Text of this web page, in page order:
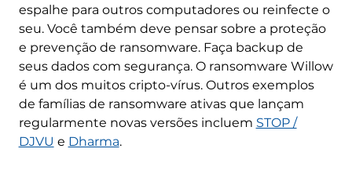
espalhe para outros computadores ou reinfecte o
seu. Você também deve pensar sobre a proteção
e prevenção de ransomware. Faça backup de
seus dados com segurança. O ransomware Willow
é um dos muitos cripto-vírus. Outros exemplos
de famílias de ransomware ativas que lançam
regularmente novas versões incluem STOP /
DJVU e Dharma.